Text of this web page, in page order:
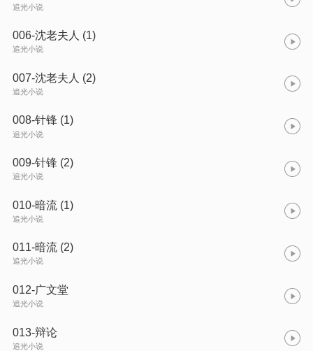
追光小说
006-沈老夫人 (1)
追光小说
007-沈老夫人 (2)
追光小说
008-针锋 (1)
追光小说
009-针锋 (2)
追光小说
010-暗流 (1)
追光小说
011-暗流 (2)
追光小说
012-广文堂
追光小说
013-辩论
追光小说